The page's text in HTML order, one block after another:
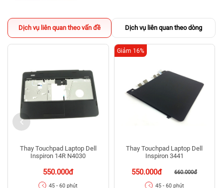
Dịch vụ liên quan theo vấn đề Dịch vụ liên quan theo dòng
Thay Touchpad Laptop Dell
Inspiron 14R N4030
550.000đ
45 - 60 phút
Thay Touchpad Laptop Dell
Inspiron 3441
550.000đ 660.000đ
Giảm 16%
45 - 60 phút